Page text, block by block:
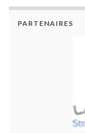
PARTENAIRES